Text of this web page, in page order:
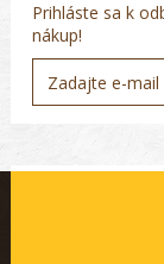
Prihláste sa k
nákup!